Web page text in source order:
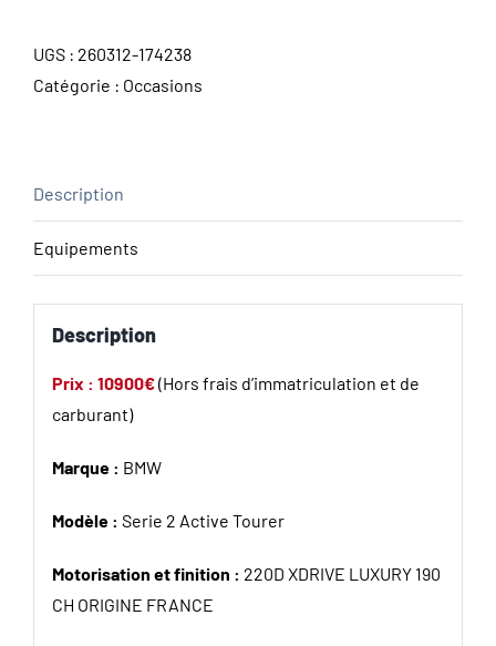
UGS : 260312-174238
Catégorie : Occasions
Description
Equipements
Description
Prix : 10900€(Hors frais d’immatriculation et de
carburant)
Marque : BMW
Modèle : Serie 2 Active Tourer
Motorisation et finition : 220D XDRIVE LUXURY 190
CH ORIGINE FRANCE